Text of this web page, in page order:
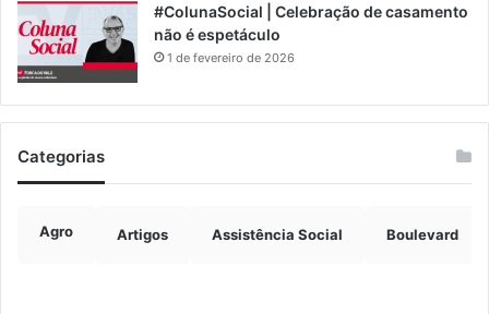
#ColunaSocial | Celebração de casamento
não é espetáculo
1 de fevereiro de 2026
Categorias
Agro Artigos Assistência Social Boulevard